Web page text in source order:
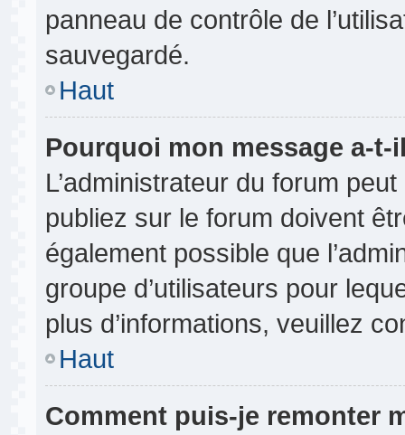
panneau de contrôle de
sauvegardé.
Haut
Pourquoi mon message a-t-
L’administrateur du forum
publiez sur le forum doivent
également possible que
groupe d’utilisateurs pour
plus d’informations, veuillez
Haut
Comment puis-je remonter